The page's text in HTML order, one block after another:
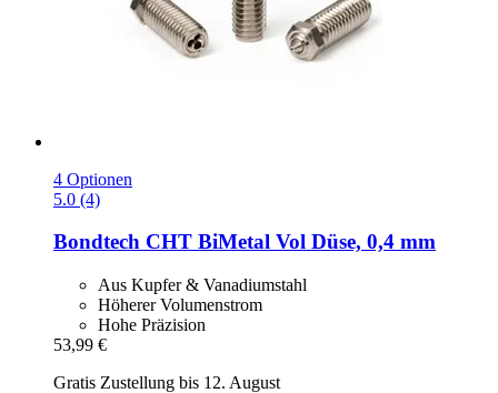
4 Optionen
5.0 (4)
Bondtech CHT BiMetal Vol Düse, 0,4 mm
Aus Kupfer & Vanadiumstahl
Höherer Volumenstrom
Hohe Präzision
53,99 €
Gratis Zustellung bis 12. August